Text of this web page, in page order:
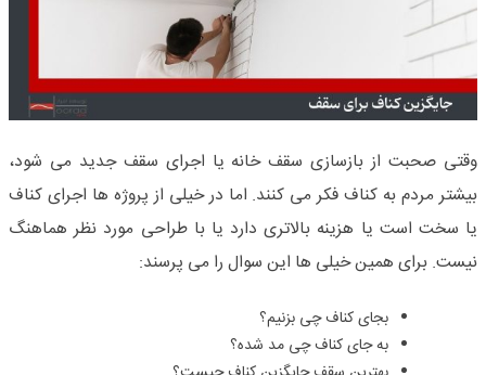
وقتی صحبت از بازسازی سقف خانه یا اجرای سقف جدید می شود،
بیشتر مردم به کناف فکر می کنند. اما در خیلی از پروژه ها اجرای کناف
یا سخت است یا هزینه بالاتری دارد یا با طراحی مورد نظر هماهنگ
نیست. برای همین خیلی ها این سوال را می پرسند:
بجای کناف چی بزنیم؟
به جای کناف چی مد شده؟